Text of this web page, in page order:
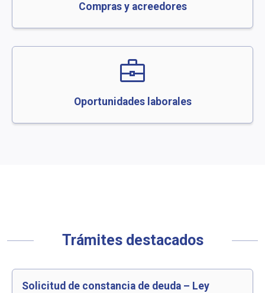
Compras y acreedores
business_center
Oportunidades laborales
Trámites destacados
Solicitud de constancia de deuda – Ley